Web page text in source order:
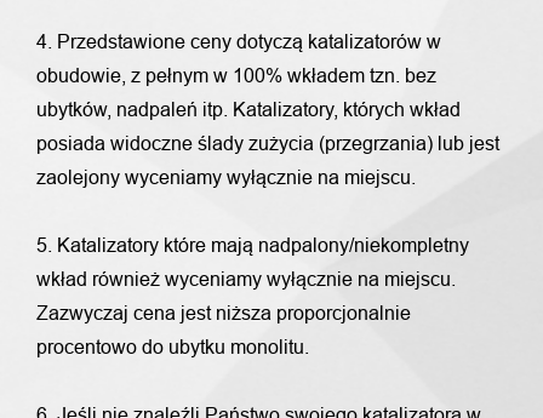
4. Przedstawione ceny dotyczą katalizatorów w
obudowie, z pełnym w 100% wkładem tzn. bez
ubytków, nadpaleń itp. Katalizatory, których wkład
posiada widoczne ślady zużycia (przegrzania) lub jest
zaolejony wyceniamy wyłącznie na miejscu.
5. Katalizatory które mają nadpalony/niekompletny
wkład również wyceniamy wyłącznie na miejscu.
Zazwyczaj cena jest niższa proporcjonalnie
procentowo do ubytku monolitu.